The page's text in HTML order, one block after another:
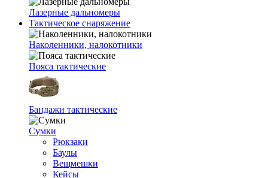
Лазерные дальномеры
Тактическое снаряжение
Наколенники, налокотники
Пояса тактические
Бандажи тактические
Сумки
Рюкзаки
Баулы
Вещмешки
Кейсы